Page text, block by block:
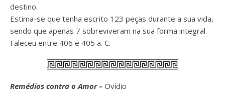
destino.
Estima-se que tenha escrito 123 peças durante a sua vida,
sendo que apenas 7 sobreviveram na sua forma integral.
Faleceu entre 406 e 405 a. C.
Remédios contra o Amor – Ovídio